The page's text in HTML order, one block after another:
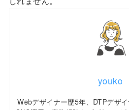
youko
Webデザイナー歴5年、DTPデザ